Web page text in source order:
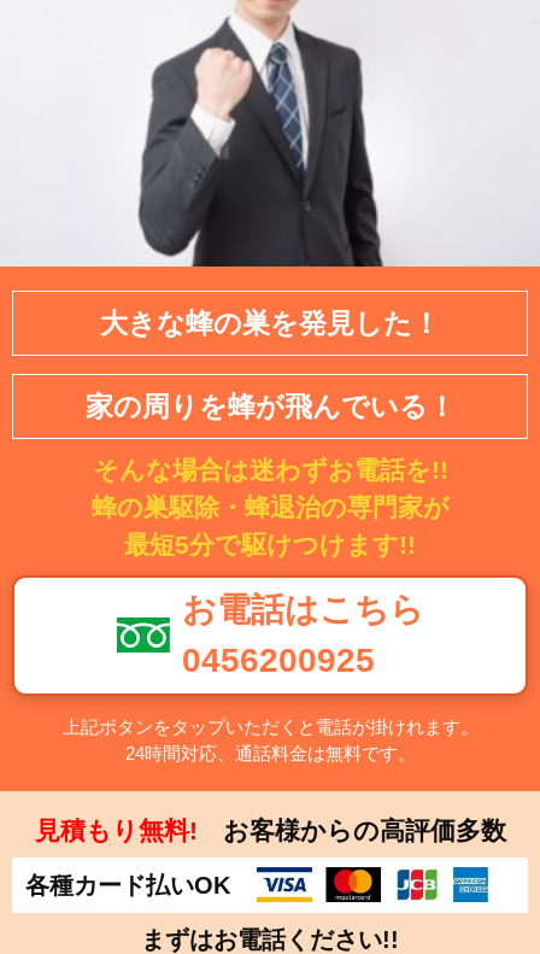
大きな蜂の巣を発見した！
家の周りを蜂が飛んでいる！
そんな場合は迷わずお電話を!!
蜂の巣駆除・蜂退治の専門家が
最短5分で駆けつけます!!
お電話はこちら
0456200925
上記ボタンをタップいただくと電話が掛けれます。
24時間対応、通話料金は無料です。
見積もり無料! お客様からの高評価多数
各種カード払いOK
まずはお電話ください!!